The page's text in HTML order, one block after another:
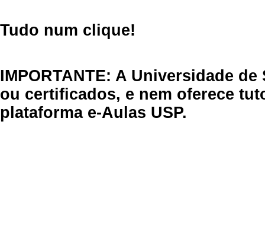
Tudo num clique!
IMPORTANTE: A Universidade
ou certificados, e nem oferece
plataforma e-Aulas USP.